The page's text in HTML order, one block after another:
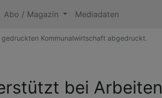
Abo / Magazin Mediadaten
Kommunalwirtschaft abgedruckt.
bei Arbeiten